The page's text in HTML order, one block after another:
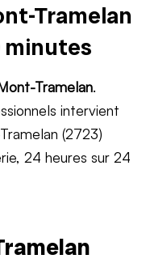
Tramelan
minutes
Tramelan.
intervient
(2723)
24 heures sur 24